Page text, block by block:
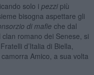
solo i pezzipiù
bisogna aspettare gli
di mafie che dal
romano dei Senese, si
d’Italia di Biella,
Amico, a sua volta